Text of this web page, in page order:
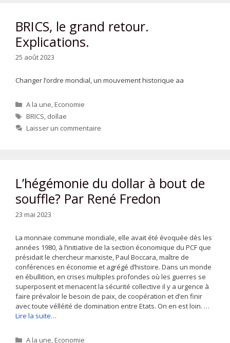
BRICS, le grand retour.
Explications.
25 août 2023
Changer l’ordre mondial, un mouvement historique aa
Catégories
A la une,Economie
Étiquettes
BRICS, dollae
Laisser un commentaire
L’hégémonie du dollar à bout de
souffle? Par René Fredon
23 mai 2023
La monnaie commune mondiale, elle avait été évoquée dès les
années 1980, à l’initiative de la section économique du PCF que
présidait le chercheur marxiste, Paul Boccara, maître de
conférences en économie et agrégé d’histoire. Dans un monde
en ébullition, en crises multiples profondes où les guerres se
superposent et menacent la sécurité collective il y a urgence à
faire prévaloir le besoin de paix, de coopération et d’en finir
avec toute vélléité de domination entre Etats. On en est loin. …
Lire la suite…
Catégories
A la une,Economie